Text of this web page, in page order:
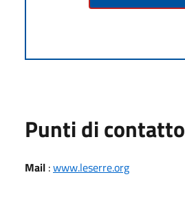
Punti di contatto
Mail :www.leserre.org